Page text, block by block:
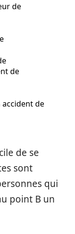
de
de
accident de
de se
sont
qui
point B un